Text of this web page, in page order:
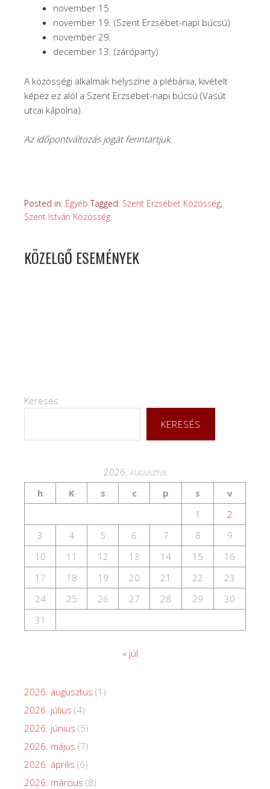
november 15.
november 19. (Szent Erzsébet-napi búcsú)
november 29.
december 13. (záróparty)
A közösségi alkalmak helyszíne a plébánia, kivételt
képez ez alól a Szent Erzsébet-napi búcsú (Vasút
utcai kápolna).
Az időpontváltozás jogát fenntartjuk.
Posted in: Egyéb Tagged: Szent Erzsébet Közösség,
Szent István Közösség
KÖZELGŐ ESEMÉNYEK
Keresés
KERESÉS
2026. augusztus
h
K s c p s
v
1
2
3
4 5 6 7 8
9
10
11 12 13 14 15
16
17
18 19 20 21 22
23
24
25 26 27 28 29
30
31
« júl
2026. augusztus (1)
2026. július (4)
2026. június (5)
2026. május (7)
2026. április (6)
2026. március (8)